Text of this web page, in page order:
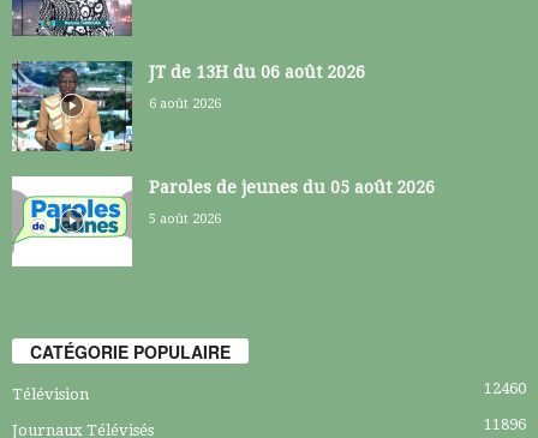
JT de 13H du 06 août 2026
6 août 2026
Paroles de jeunes du 05 août 2026
5 août 2026
CATÉGORIE POPULAIRE
Télévision 12460
Journaux Télévisés 11896